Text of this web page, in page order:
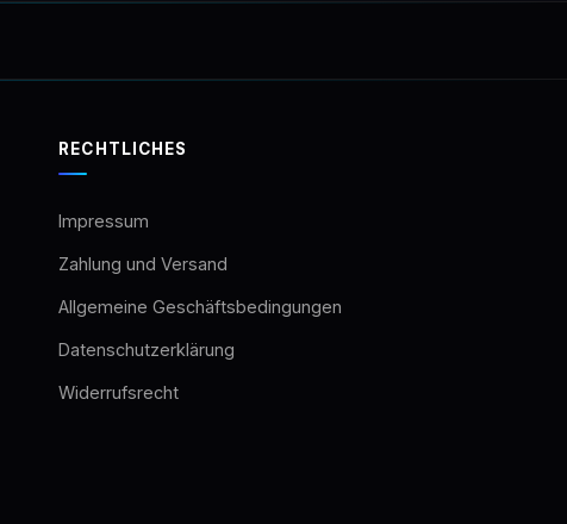
RECHTLICHES
Impressum
Zahlung und Versand
Allgemeine Geschäftsbedingungen
Datenschutzerklärung
Widerrufsrecht